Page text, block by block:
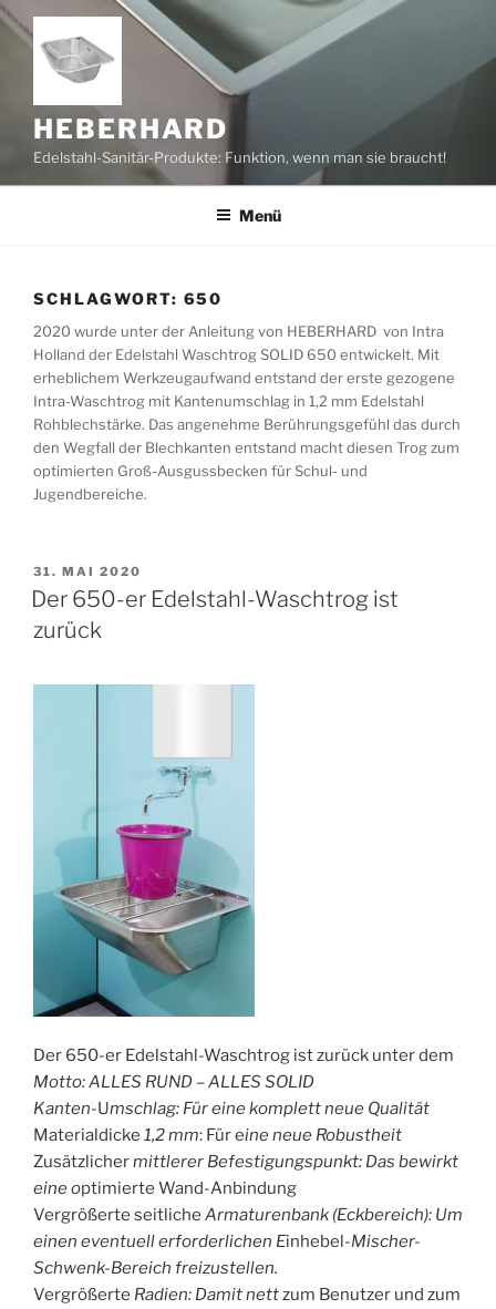
Zum
Inhalt
springen
HEBERHARD
Edelstahl-Sanitär-Produkte: Funktion, wenn man sie braucht!
Menü
SCHLAGWORT: 650
2020 wurde unter der Anleitung von HEBERHARD von Intra
Holland der Edelstahl Waschtrog SOLID 650 entwickelt. Mit
erheblichem Werkzeugaufwand entstand der erste gezogene
Intra-Waschtrog mit Kantenumschlag in 1,2 mm Edelstahl
Rohblechstärke. Das angenehme Berührungsgefühl das durch
den Wegfall der Blechkanten entstand macht diesen Trog zum
optimierten Groß-Ausgussbecken für Schul- und
Jugendbereiche.
VERÖFFENTLICHT
AM
31. MAI 2020
Der 650-er Edelstahl-Waschtrog ist
zurück
Der 650-er Edelstahl-Waschtrog ist zurück unter dem
Motto: ALLES RUND – ALLES SOLID
Kanten-Umschlag: Für eine komplett neue Qualität
Materialdicke 1,2 mm: Für eine neue Robustheit
Zusätzlichermittlerer Befestigungspunkt: Das bewirkt
eine optimierte Wand-Anbindung
Vergrößerte seitliche Armaturenbank (Eckbereich): Um
einen eventuell erforderlichen Einhebel-Mischer-
Schwenk-Bereich freizustellen.
Vergrößerte Radien: Damit nettzum Benutzer und zum